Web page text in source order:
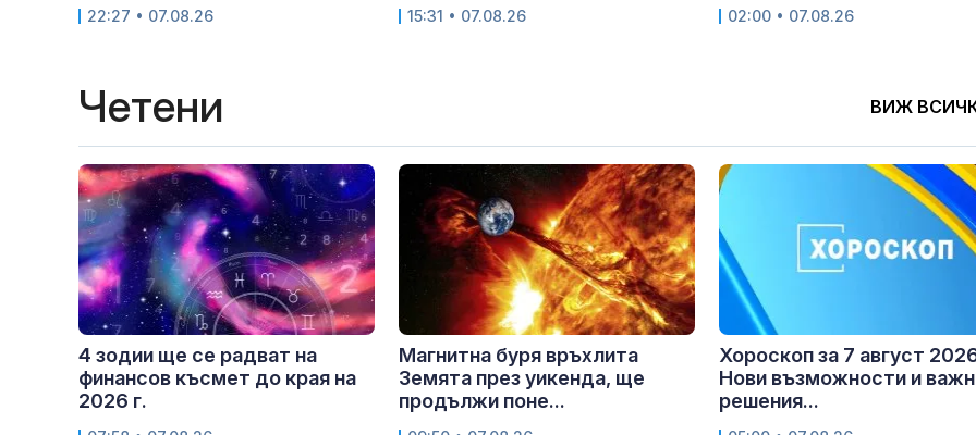
22:27 • 07.08.26 15:31 • 07.08.26 02:00 • 07.08.26
Четени ВИЖ
4 зодии ще се радват на
финансов късмет до края на
2026 г.
Магнитна буря връхлита
Земята през уикенда, ще
продължи поне...
Хороскоп за 7 август
Нови възможности и
решения...